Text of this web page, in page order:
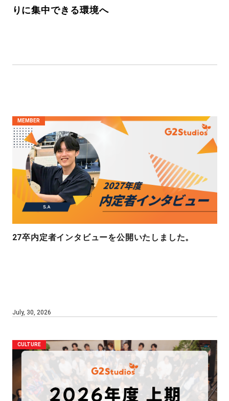
りに集中できる環境へ
MEMBER
27卒内定者インタビューを公開いたしました。
July, 30, 2026
CULTURE